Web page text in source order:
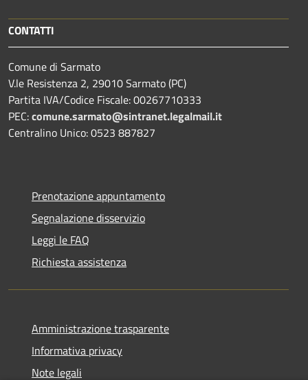
CONTATTI
Comune di Sarmato
V.le Resistenza 2, 29010 Sarmato (PC)
Partita IVA/Codice Fiscale: 00267710333
PEC:comune.sarmato@sintranet.legalmail.it
Centralino Unico: 0523 887827
Prenotazione appuntamento
Segnalazione disservizio
Leggi le FAQ
Richiesta assistenza
Amministrazione trasparente
Informativa privacy
Note legali